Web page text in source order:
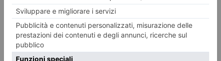
Iuvenilia (Morello, Melotto, Riva) argento Senior maschile
con 1687 punti
Arcieri delle Alpi (Botto, Cenedese, Bacchiega) bronzo
Master femminile con 1550 punti.
Arco Compound